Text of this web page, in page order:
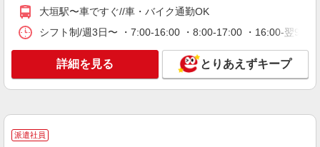
大垣市
派遣社員
株式会社kotrio /●NG-H-2030710
大垣駅〜車ですぐ//車・バイク通勤OK
シフト制/週3日〜 ・7:00-16:00 ・8:00-17:00 ・16:00-翌
詳細を見る とりあえずキープ
派遣社員